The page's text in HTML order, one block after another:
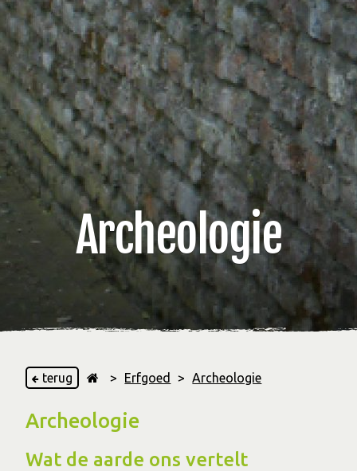
Archeologie
terug > Erfgoed > Archeologie
Archeologie
Wat de aarde ons vertelt